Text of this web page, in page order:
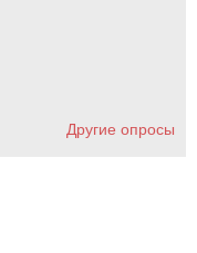
Другие опросы